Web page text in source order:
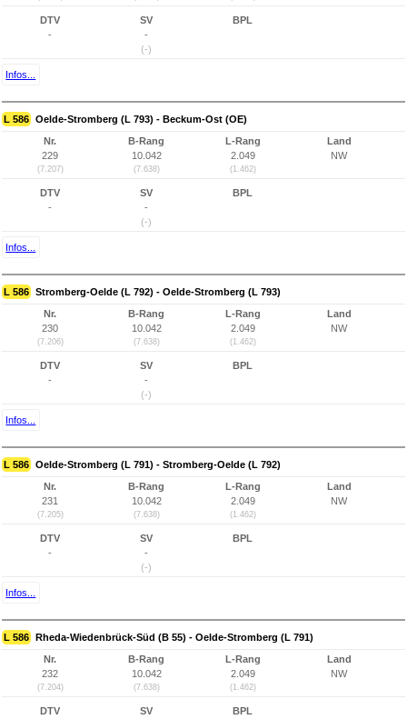
DTV
-
SV
-
(-)
BPL
Infos...
L 586 Oelde-Stromberg (L 793) - Beckum-Ost (OE)
Nr.
229
(7.207)
B-Rang
10.042
(7.638)
L-Rang
2.049
(1.462)
Land
NW
DTV
-
SV
-
(-)
BPL
Infos...
L 586 Stromberg-Oelde (L 792) - Oelde-Stromberg (L 793)
Nr.
230
(7.206)
B-Rang
10.042
(7.638)
L-Rang
2.049
(1.462)
Land
NW
DTV
-
SV
-
(-)
BPL
Infos...
L 586 Oelde-Stromberg (L 791) - Stromberg-Oelde (L 792)
Nr.
231
(7.205)
B-Rang
10.042
(7.638)
L-Rang
2.049
(1.462)
Land
NW
DTV
-
SV
-
(-)
BPL
Infos...
L 586 Rheda-Wiedenbrück-Süd (B 55) - Oelde-Stromberg (L 791)
Nr.
232
(7.204)
B-Rang
10.042
(7.638)
L-Rang
2.049
(1.462)
Land
NW
DTV SV BPL